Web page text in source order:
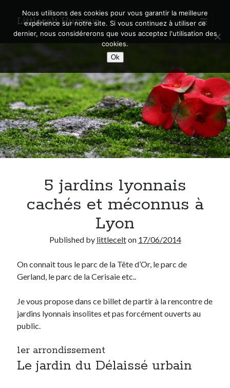
Littlecelt Humeur
open
primary
menu
Sidebar
Recherche sur le blog
Search
Derniers articles
Municipales 2026 : Lyon, Métropole et Caluire, mon choix pour l’avenir
Quel Lyonnais es-tu, Renaud Ducher ?
A quand une véritable place pour le vélo à Caluire dans la Métropole de
Lyon ?
Comment je vis ma vie sur un vélo
Entretien ménagerdansT’as vu quoi ? #52
littleceltdansComment j’ai opéré ma vélorution toute personnelle
Anthony dansComment j’ai opéré ma vélorution toute personnelle
Renaud Ducher
personnelle
Commentaires récents
5 jardins lyonnais
cachés et méconnus à
Lyon
Published by littlecelton 17/06/2014
On connait tous le parc de la Tête d’Or, le parc de
Gerland, le parc de la Cerisaie etc..
Je vous propose dans ce billet de partir à la rencontre de
jardins lyonnais insolites et pas forcément ouverts au
public.
1er arrondissement
Le jardin du Délaissé urbain
Nous utilisons des cookies pour vous garantir la meilleure
expérience sur notre site. Si vous continuez à utiliser ce
dernier, nous considérerons que vous acceptez l'utilisation des
cookies.
Ok